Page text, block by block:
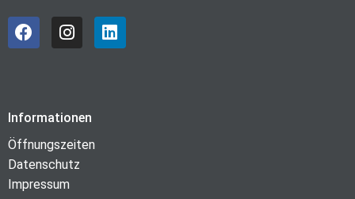
Informationen
Öffnungszeiten
Datenschutz
Impressum